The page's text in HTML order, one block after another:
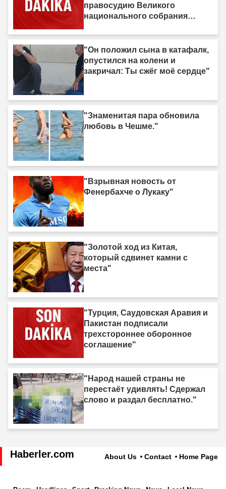
правосудию Великого
национального собрания
"Он положил сына в катафалк,
опустился на колени и
закричал: Ты сжёг моё сердце"
"Знаменитая пара обновила
любовь в Чешме."
"Взрывная новость от
Фенербахче о Лукаку"
"Золотой ход из Китая,
который сдвинет камни с
места"
"Турция, Саудовская Аравия и
Пакистан подписали
трехстороннее оборонное
соглашение"
"Народ нашей страны не
перестаёт удивлять! Сдержал
слово и раздал бесплатно."
Haberler.com About Us Contact Home Page